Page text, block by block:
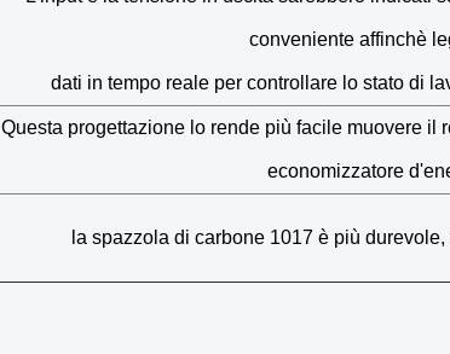
conveniente affinchè
dati in tempo reale per controllare lo stato di
Questa progettazione lo rende più facile muovere il
economizzatore
la spazzola di carbone 1017 è più